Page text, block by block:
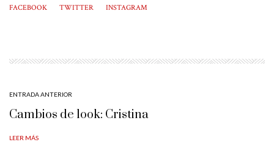
FACEBOOK TWITTER INSTAGRAM
ENTRADA ANTERIOR
Cambios de look: Cristina
LEER MÁS